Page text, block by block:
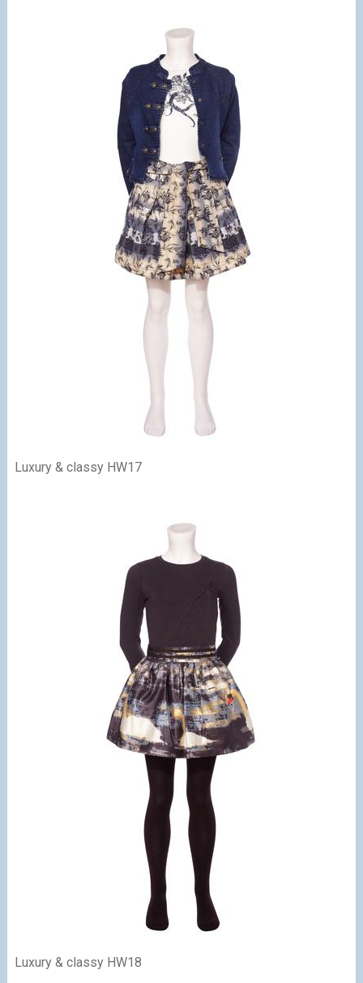
Luxury & classy HW17
Luxury & classy HW18